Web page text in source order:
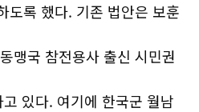
도록 했다. 기존 법안은 보훈
맹국 참전용사 출신 시민권
있다. 여기에 한국군 월남